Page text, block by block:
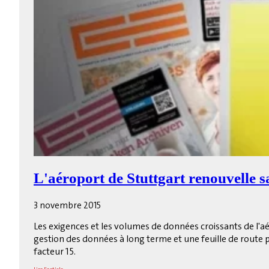
L'aéroport de Stuttgart renouvelle
3 novembre 2015
Les exigences et les volumes de données croissants de
gestion des données à long terme et une feuille de
facteur 15.